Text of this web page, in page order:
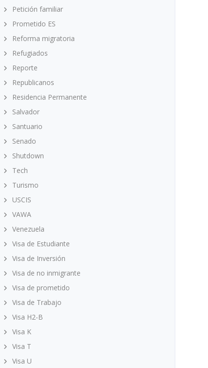
Petición familiar
Prometido ES
Reforma migratoria
Refugiados
Reporte
Republicanos
Residencia Permanente
Salvador
Santuario
Senado
Shutdown
Tech
Turismo
USCIS
VAWA
Venezuela
Visa de Estudiante
Visa de Inversión
Visa de no inmigrante
Visa de prometido
Visa de Trabajo
Visa H2-B
Visa K
Visa T
Visa U